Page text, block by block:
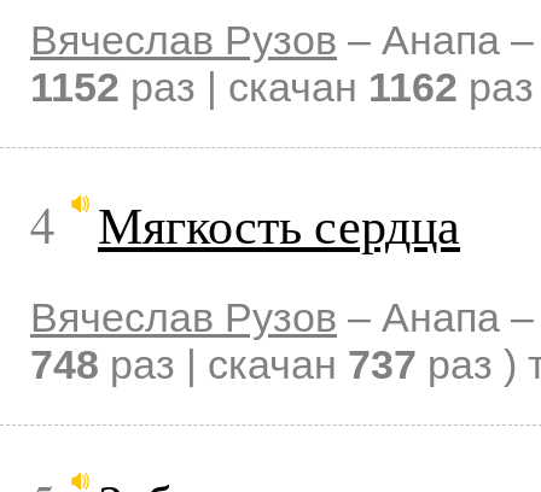
Вячеслав Рузов – Анапа
1152 раз | скачан 1162
4 Мягкость сердца
Вячеслав Рузов – Анапа
748 раз | скачан 737 раз )